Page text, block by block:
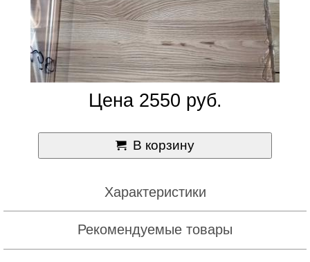
Цена 2550 руб.
В корзину
Характеристики
Рекомендуемые товары